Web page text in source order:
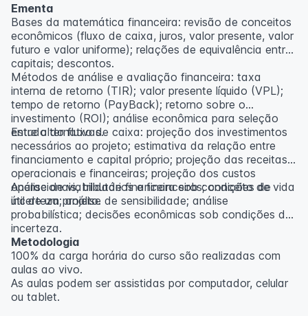
Ementa
Bases da matemática financeira: revisão de conceitos
econômicos (fluxo de caixa, juros, valor presente, valor
futuro e valor uniforme); relações de equivalência entre
capitais; descontos.
Métodos de análise e avaliação financeira: taxa
interna de retorno (TIR); valor presente líquido (VPL);
tempo de retorno (PayBack); retorno sobre o
investimento (ROI); análise econômica para seleção
entre alternativas.
Estudo do fluxo de caixa: projeção dos investimentos
necessários ao projeto; estimativa da relação entre
financiamento e capital próprio; projeção das receitas
operacionais e financeiras; projeção dos custos
operacionais, tributários e financeiros; conceito de vida
útil de um projeto.
Análise de viabilidade financeira sob condições de
incerteza; análise de sensibilidade; análise
probabilística; decisões econômicas sob condições de
incerteza.
Metodologia
100% da carga horária do curso são realizadas com
aulas ao vivo.
As aulas podem ser assistidas por computador, celular
ou tablet.